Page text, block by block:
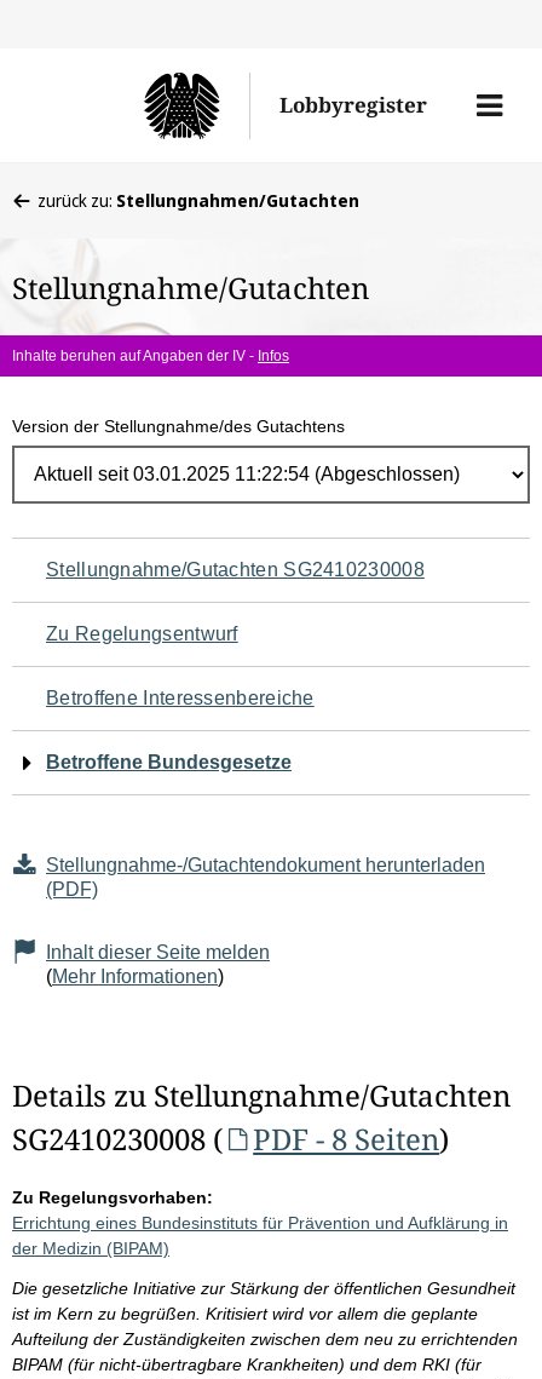
Lobbyregister
Menü
befinden
hier:
zurück zu: Stellungnahmen/Gutachten
Stellungnahme/Gutachten
Inhalte beruhen auf Angaben der IV - Infos
Version der Stellungnahme/des Gutachtens
Navigation
für
den
Seiteninhalt
Stellungnahme/Gutachten SG2410230008
Zu Regelungsentwurf
Betroffene Interessenbereiche
Betroffene Bundesgesetze
Stellungnahme-/Gutachtendokument herunterladen
(PDF)
Inhalt dieser Seite melden
(Mehr Informationen)
Details zu Stellungnahme/Gutachten
SG2410230008 (
PDF - 8 Seiten)
Zu Regelungsvorhaben:
Errichtung eines Bundesinstituts für Prävention und Aufklärung in
der Medizin (BIPAM)
Die gesetzliche Initiative zur Stärkung der öffentlichen Gesundheit
ist im Kern zu begrüßen. Kritisiert wird vor allem die geplante
Aufteilung der Zuständigkeiten zwischen dem neu zu errichtenden
BIPAM (für nicht-übertragbare Krankheiten) und dem RKI (für